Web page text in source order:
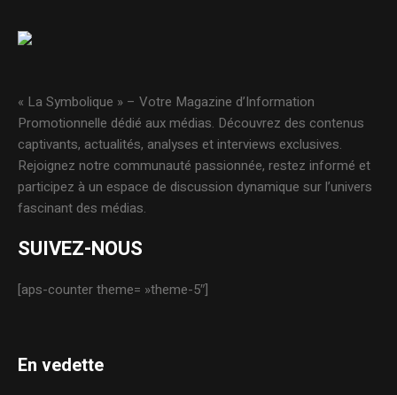
« La Symbolique » – Votre Magazine d’Information
Promotionnelle dédié aux médias. Découvrez des contenus
captivants, actualités, analyses et interviews exclusives.
Rejoignez notre communauté passionnée, restez informé et
participez à un espace de discussion dynamique sur l’univers
fascinant des médias.
SUIVEZ-NOUS
[aps-counter theme= »theme-5″]
En vedette